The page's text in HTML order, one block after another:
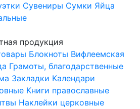
Сувениры Сумки Яйца
продукция
Блокноты Вифлеемская
Грамоты, благодарственные
Закладки Календари
Книги православные
Наклейки церковные